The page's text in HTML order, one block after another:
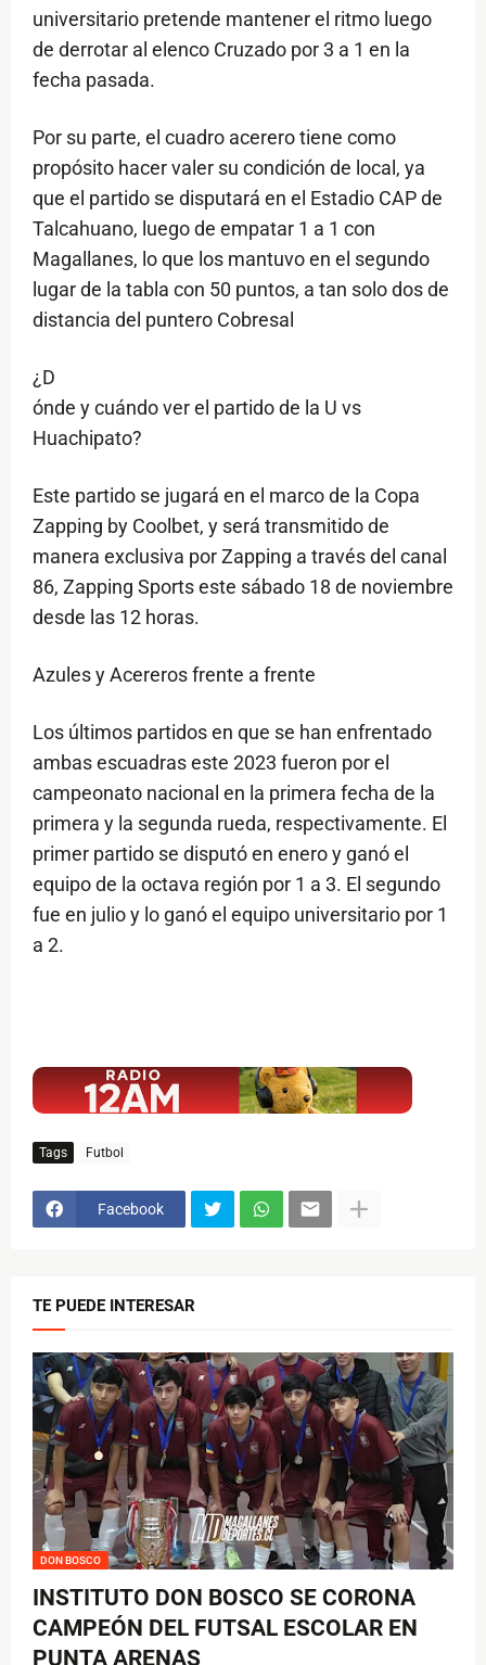
universitario pretende mantener el ritmo luego
de derrotar al elenco Cruzado por 3 a 1 en la
fecha pasada.
Por su parte, el cuadro acerero tiene como
propósito hacer valer su condición de local, ya
que el partido se disputará en el Estadio CAP de
Talcahuano, luego de empatar 1 a 1 con
Magallanes, lo que los mantuvo en el segundo
lugar de la tabla con 50 puntos, a tan solo dos de
distancia del puntero Cobresal
¿D
ónde y cuándo ver el partido de la U vs
Huachipato?
Este partido se jugará en el marco de la Copa
Zapping by Coolbet, y será transmitido de
manera exclusiva por Zapping a través del canal
86, Zapping Sports este sábado 18 de noviembre
desde las 12 horas.
Azules y Acereros frente a frente
Los últimos partidos en que se han enfrentado
ambas escuadras este 2023 fueron por el
campeonato nacional en la primera fecha de la
primera y la segunda rueda, respectivamente. El
primer partido se disputó en enero y ganó el
equipo de la octava región por 1 a 3. El segundo
fue en julio y lo ganó el equipo universitario por 1
a 2.
Tags Futbol
Facebook
TE PUEDE INTERESAR
DON BOSCO
INSTITUTO DON BOSCO SE CORONA
CAMPEÓN DEL FUTSAL ESCOLAR EN
PUNTA ARENAS